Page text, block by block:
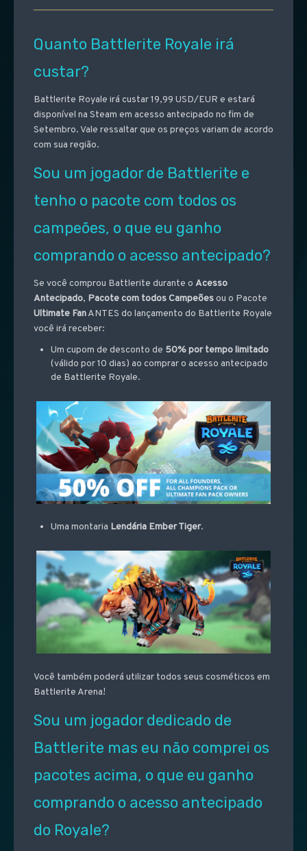
Quanto Battlerite Royale irá
custar?
Battlerite Royale irá custar 19,99 USD/EUR e estará
disponível na Steam em acesso antecipado no fim de
Setembro. Vale ressaltar que os preços variam de acordo
com sua região.
Sou um jogador de Battlerite e
tenho o pacote com todos os
campeões, o que eu ganho
comprando o acesso antecipado?
Se você comprou Battlerite durante o Acesso
Antecipado, Pacote com todos Campeõesou o Pacote
Ultimate FanANTES do lançamento do Battlerite Royale
você irá receber:
Um cupom de desconto de 50% por tempo limitado
(válido por 10 dias) ao comprar o acesso antecipado
de Battlerite Royale.
Uma montaria Lendária Ember Tiger.
Você também poderá utilizar todos seus cosméticos em
Battlerite Arena!
Sou um jogador dedicado de
Battlerite mas eu não comprei os
pacotes acima, o que eu ganho
comprando o acesso antecipado
do Royale?